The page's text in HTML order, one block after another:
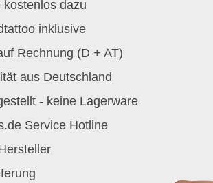
kostenlos dazu
inklusive
Rechnung (D + AT)
aus Deutschland
- keine Lagerware
Service Hotline